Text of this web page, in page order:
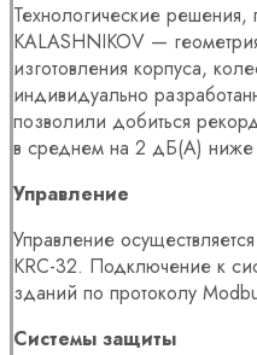
Технологические
KALASHNIKOV —
изготовления корпуса,
индивидуально
позволили добиться
в среднем на 2 дБ(А) ниже
Управление
Управление
KRC-32. Подключение к
зданий по протоколу
Системы защиты